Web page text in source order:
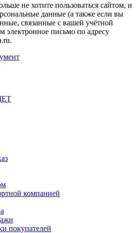
не хотите пользоваться сайтом, и
данные (а также если вы
связанные с вашей учётной
электронное письмо по адресу
компанией
покупателей